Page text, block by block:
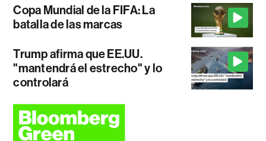
Copa Mundial de la FIFA: La
batalla de las marcas
Trump afirma que EE.UU.
"mantendrá el estrecho" y lo
controlará